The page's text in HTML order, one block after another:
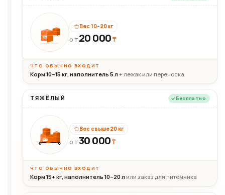
20кг
Вес 10–20 кг
ОТ 20 000₸
ЧТО ОБЫЧНО ВХОДИТ
Корм 10–15 кг, наполнитель 5 л+ лежак или переноска
ТЯЖЁЛЫЙ Бесплатно
30+кг
Вес свыше 20 кг
ОТ30 000₸
ЧТО ОБЫЧНО ВХОДИТ
Корм 15+ кг, наполнитель 10–20 л или заказ для питомника